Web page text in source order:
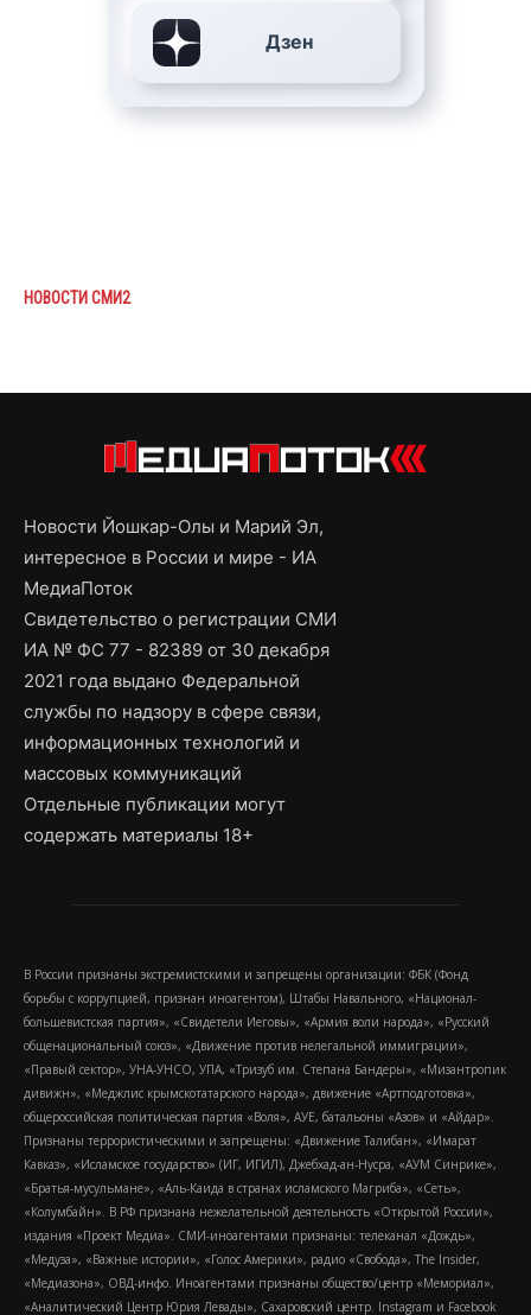
Дзен
НОВОСТИ СМИ2
Новости Йошкар-Олы и Марий Эл,
интересное в России и мире - ИА
МедиаПоток
Свидетельство о регистрации СМИ
ИА № ФС 77 - 82389 от 30 декабря
2021 года выдано Федеральной
службы по надзору в сфере связи,
информационных технологий и
массовых коммуникаций
Отдельные публикации могут
содержать материалы 18+
В России признаны экстремистскими и запрещены организации: ФБК (Фонд
борьбы с коррупцией, признан иноагентом), Штабы Навального, «Национал-
большевистская партия», «Свидетели Иеговы», «Армия воли народа», «Русский
общенациональный союз», «Движение против нелегальной иммиграции»,
«Правый сектор», УНА-УНСО, УПА, «Тризуб им. Степана Бандеры», «Мизантропик
дивижн», «Меджлис крымскотатарского народа», движение «Артподготовка»,
общероссийская политическая партия «Воля», АУЕ, батальоны «Азов» и «Айдар».
Признаны террористическими и запрещены: «Движение Талибан», «Имарат
Кавказ», «Исламское государство» (ИГ, ИГИЛ), Джебхад-ан-Нусра, «АУМ Синрике»,
«Братья-мусульмане», «Аль-Каида в странах исламского Магриба», «Сеть»,
«Колумбайн». В РФ признана нежелательной деятельность «Открытой России»,
издания «Проект Медиа». СМИ-иноагентами признаны: телеканал «Дождь»,
«Медуза», «Важные истории», «Голос Америки», радио «Свобода», The Insider,
«Медиазона», ОВД-инфо. Иноагентами признаны общество/центр «Мемориал»,
«Аналитический Центр Юрия Левады», Сахаровский центр. Instagram и Facebook